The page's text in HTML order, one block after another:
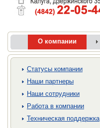
О компании
Cтатусы компании
Наши партнеры
Наши сотрудники
Работа в компании
Техническая поддержка